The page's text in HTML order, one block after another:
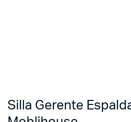
Silla Gerente